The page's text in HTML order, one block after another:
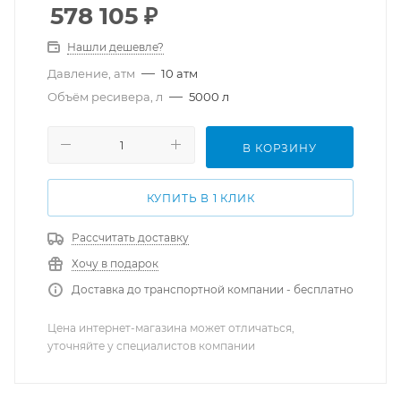
578 105 ₽
Нашли дешевле?
Давление, атм — 10 атм
Объём ресивера, л — 5000 л
В КОРЗИНУ
КУПИТЬ В 1 КЛИК
Рассчитать доставку
Хочу в подарок
Доставка до транспортной компании - бесплатно
Цена интернет-магазина может отличаться,
уточняйте у специалистов компании